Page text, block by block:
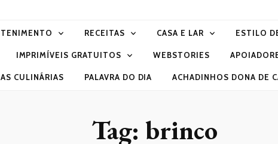
RECEITAS CASA E LAR ESTILO
IMPRIMÍVEIS GRATUITOS WEBSTORIES
CULINÁRIAS PALAVRA DO DIA ACHADINHOS DONA DE
Tag: brinco